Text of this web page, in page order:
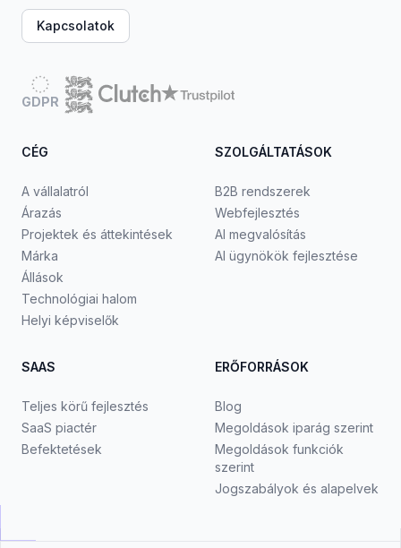
Kapcsolatok
GDPR
CÉG
A vállalatról
Árazás
Projektek és áttekintések
Márka
Állások
Technológiai halom
Helyi képviselők
SZOLGÁLTATÁSOK
B2B rendszerek
Webfejlesztés
AI megvalósítás
AI ügynökök fejlesztése
SAAS
Teljes körű fejlesztés
SaaS piactér
Befektetések
ERŐFORRÁSOK
Blog
Megoldások iparág szerint
Megoldások funkciók
szerint
Jogszabályok és alapelvek